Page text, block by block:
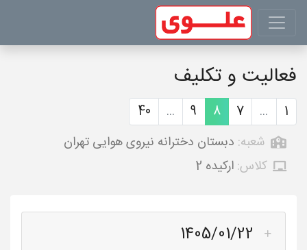
فعالیت و تکلیف
1
...
7
8
9
...
40
شعبه: دبستان دخترانه نیروی هوایی تهران
کلاس: ارکیده 2
1405/01/22